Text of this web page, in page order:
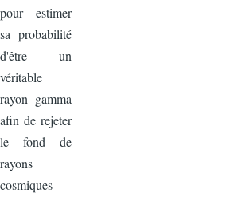
pour estimer
sa probabilité
d'être un
véritable
rayon gamma
afin de rejeter
le fond de
rayons
cosmiques